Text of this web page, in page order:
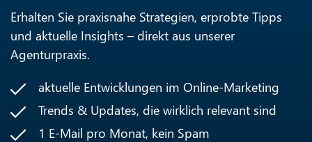
Erhalten Sie praxisnahe Strategien, erprobte Tipps
und aktuelle Insights – direkt aus unserer
Agenturpraxis.
aktuelle Entwicklungen im Online-Marketing
Trends & Updates, die wirklich relevant sind
1 E-Mail pro Monat, kein Spam